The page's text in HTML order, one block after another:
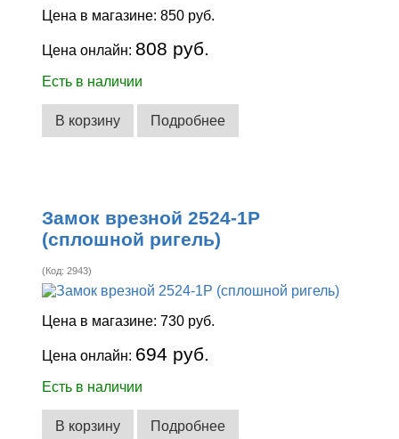
Цена в магазине:850 руб.
Цена онлайн: 808 руб.
Есть в наличии
В корзину Подробнее
Замок врезной 2524-1Р
(сплошной ригель)
(Код:2943)
Цена в магазине:730 руб.
Цена онлайн: 694 руб.
Есть в наличии
В корзину Подробнее